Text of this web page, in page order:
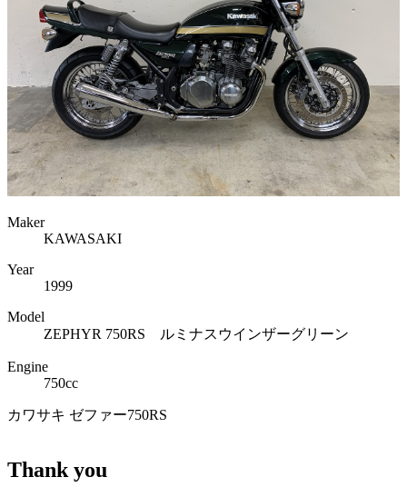
Maker
KAWASAKI
Year
1999
Model
ZEPHYR 750RS ルミナスウインザーグリーン
Engine
750cc
カワサキ ゼファー750RS
Thank you